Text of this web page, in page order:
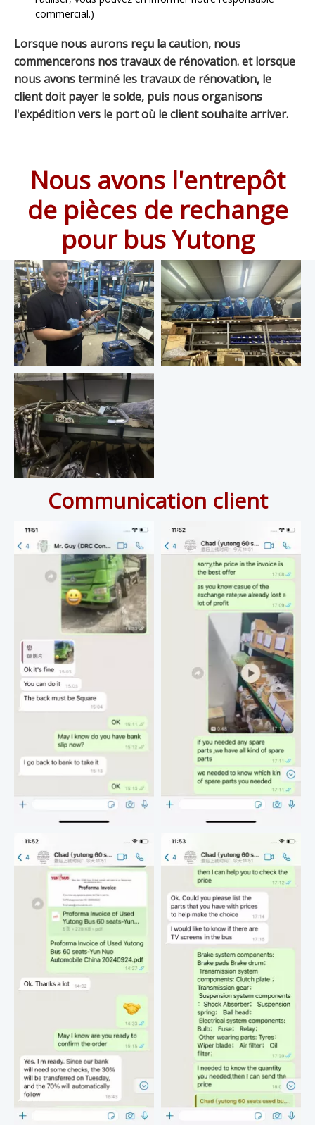
commercial.)
Lorsque nous aurons reçu la caution, nous
commencerons nos travaux de rénovation. et lorsque
nous avons terminé les travaux de rénovation, le
client doit payer le solde, puis nous organisons
l'expédition vers le port où le client souhaite arriver.
Nous avons l'entrepôt
de pièces de rechange
pour bus Yutong
Communication client